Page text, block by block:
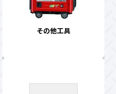
その他工具